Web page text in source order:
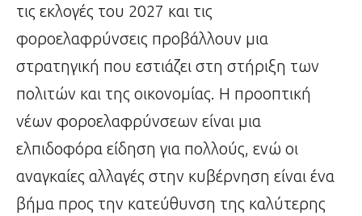
τις εκλογές του 2027 και τις
φοροελαφρύνσεις προβάλλουν μια
στρατηγική που εστιάζει στη στήριξη των
πολιτών και της οικονομίας. Η προοπτική
νέων φοροελαφρύνσεων είναι μια
ελπιδοφόρα είδηση για πολλούς, ενώ οι
αναγκαίες αλλαγές στην κυβέρνηση είναι ένα
βήμα προς την κατεύθυνση της καλύτερης